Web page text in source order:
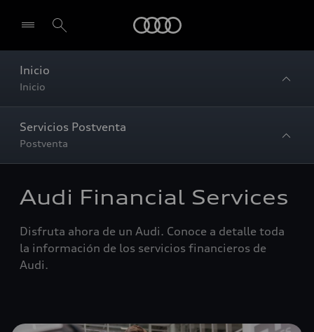
Inicio
Inicio
Servicios Postventa
Postventa
Audi Financial Services
Disfruta ahora de un Audi. Conoce a detalle toda
la información de los servicios financieros de
Audi.